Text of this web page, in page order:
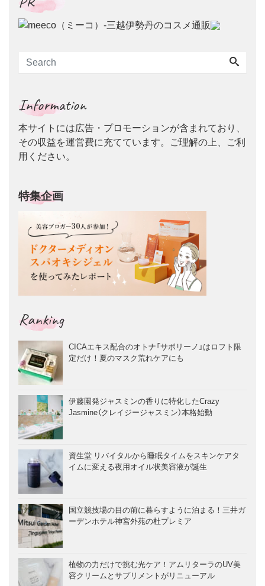
Information
本サイトには広告・プロモーションが含まれており、
その収益を運営費に充てています。ご理解の上、ご利
用ください。
特集企画
Ranking
CICAエキス配合のオトナ「サボリーノ」はロフト限
定だけ！夏のマスク荒れケアにも
伊藤園発ジャスミンの香りに特化したCrazy
Jasmine（クレイジージャスミン）本格始動
資生堂 リバイタルから睡眠タイムをスキンケアタ
イムに変える夜用オイル状美容液が誕生
国立競技場の目の前に暮らすように泊まる！三井ガ
ーデンホテル神宮外苑の杜プレミア
植物の力だけで挑む光ケア！アムリターラのUV美
容クリームとサプリメントがリニューアル